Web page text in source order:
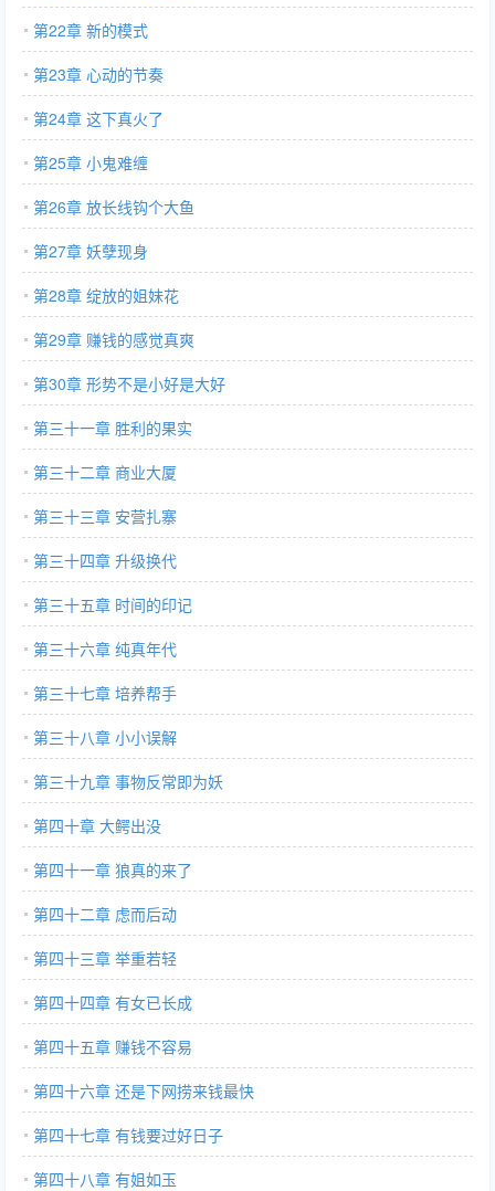
第22章 新的模式
第23章 心动的节奏
第24章 这下真火了
第25章 小鬼难缠
第26章 放长线钩个大鱼
第27章 妖孽现身
第28章 绽放的姐妹花
第29章 赚钱的感觉真爽
第30章 形势不是小好是大好
第三十一章 胜利的果实
第三十二章 商业大厦
第三十三章 安营扎寨
第三十四章 升级换代
第三十五章 时间的印记
第三十六章 纯真年代
第三十七章 培养帮手
第三十八章 小小误解
第三十九章 事物反常即为妖
第四十章 大鳄出没
第四十一章 狼真的来了
第四十二章 虑而后动
第四十三章 举重若轻
第四十四章 有女已长成
第四十五章 赚钱不容易
第四十六章 还是下网捞来钱最快
第四十七章 有钱要过好日子
第四十八章 有姐如玉